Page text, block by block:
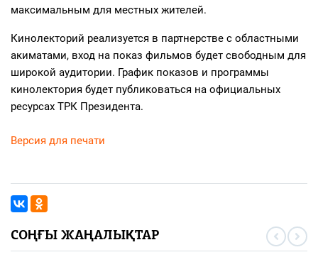
максимальным для местных жителей.
Кинолекторий реализуется в партнерстве с областными
акиматами, вход на показ фильмов будет свободным для
широкой аудитории. График показов и программы
кинолектория будет публиковаться на официальных
ресурсах ТРК Президента.
Версия для печати
СОҢҒЫ ЖАҢАЛЫҚТАР